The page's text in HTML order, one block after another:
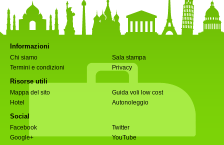
Informazioni
Chi siamo
Sala stampa
Termini e condizioni
Privacy
Risorse utili
Mappa del sito
Guida voli low cost
Hotel
Autonoleggio
Social
Facebook
Twitter
Google+
YouTube